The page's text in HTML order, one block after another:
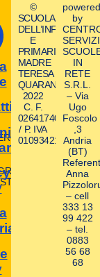
©
SCUOLA
DELL’INFANZIA
E
PRIMARIA
MADRE
TERESA
QUARANTA
2022
C. F.
02641740580
/ P. IVA
01093421004
powered
by
SERVIZI
IN
RETE
S.R.L.
– Via
Ugo
Foscolo
,3
Andria
(BT)
Anna
– cell
333 13
99 422
– tel.
0883
56 68
68